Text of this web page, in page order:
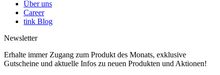
Über uns
Career
tink Blog
Newsletter
Erhalte immer Zugang zum Produkt des Monats, exklusive
Gutscheine und aktuelle Infos zu neuen Produkten und Aktionen!